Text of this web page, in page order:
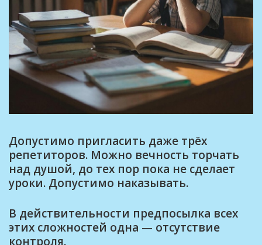
Допустимо пригласить даже трёх
репетиторов. Можно вечность торчать
над душой, до тех пор пока не сделает
уроки. Допустимо наказывать.
В действительности предпосылка всех
этих сложностей одна — отсутствие
контроля.